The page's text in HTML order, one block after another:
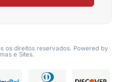
os direitos reservados. Powered by
e Sites.